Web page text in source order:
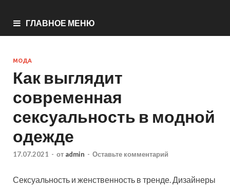
ГЛАВНОЕ МЕНЮ
МОДА
Как выглядит
современная
сексуальность в модной
одежде
17.07.2021 - от admin - Оставьте комментарий
Сексуальность и женственность в тренде. Дизайнеры